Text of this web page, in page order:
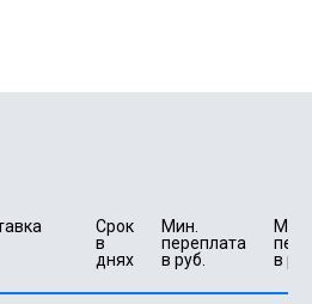
Срок
в
днях
Мин.
переплата
в руб.
в